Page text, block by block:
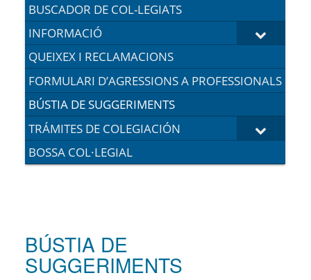
BUSCADOR DE COL-LEGIATS
INFORMACIÓ
QUEIXEX I RECLAMACIONS
FORMULARI D’AGRESSIONS A PROFESSIONALS
BÚSTIA DE SUGGERIMENTS
TRÁMITES DE COLEGIACIÓN
BOSSA COL·LEGIAL
BÚSTIA DE
SUGGERIMENTS